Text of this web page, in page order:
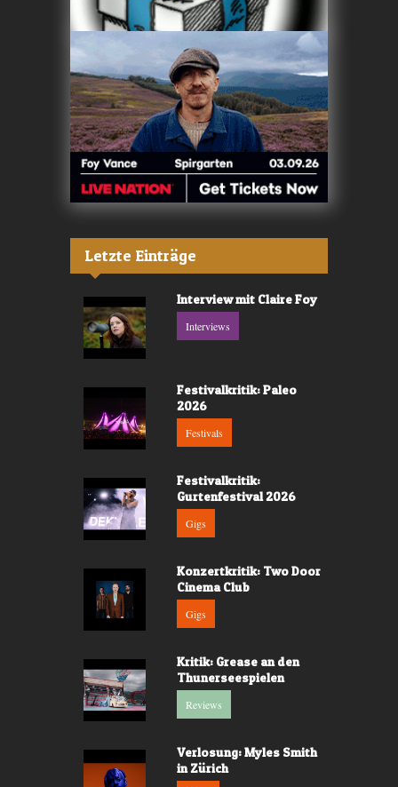
Letzte Einträge
Interview mit Claire Foy
Interviews
Festivalkritik: Paleo
2026
Festivals
Festivalkritik:
Gurtenfestival 2026
Gigs
Konzertkritik: Two Door
Cinema Club
Gigs
Kritik: Grease an den
Thunerseespielen
Reviews
Verlosung: Myles Smith
in Zürich